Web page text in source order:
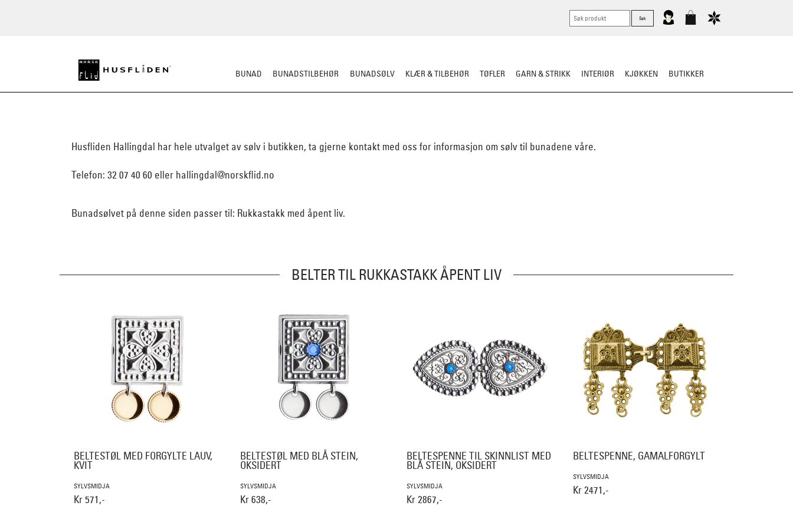
BUNAD BUNADSTILBEHØR BUNADSØLV KLÆR & TILBEHØR TØFLER GARN & STRIKK INTERIØR KJØKKEN BUTIKKER
Husfliden Hallingdal har hele utvalget av sølv i butikken, ta gjerne kontakt med oss for informasjon om sølv til bunadene våre.
Telefon: 32 07 40 60 eller hallingdal@norskflid.no
Bunadsølvet på denne siden passer til: Rukkastakk med åpent liv.
BELTER TIL RUKKASTAKK ÅPENT LIV
BELTESTØL MED FORGYLTE LAUV,
KVIT
SYLVSMIDJA
Kr 571,-
BELTESTØL MED BLÅ STEIN,
OKSIDERT
SYLVSMIDJA
Kr 638,-
BELTESPENNE TIL SKINNLIST MED
BLÅ STEIN, OKSIDERT
SYLVSMIDJA
Kr 2867,-
BELTESPENNE, GAMALFORGYLT
SYLVSMIDJA
Kr 2471,-